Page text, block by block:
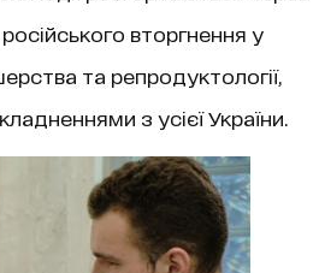
вторгнення у
та репродуктології,
з усієї України.